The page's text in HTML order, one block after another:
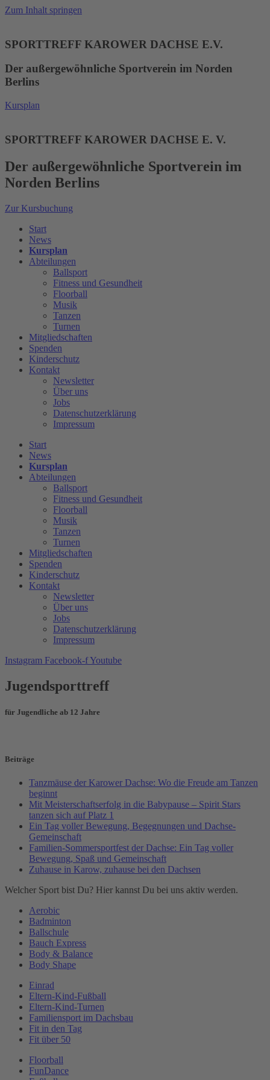
Zum Inhalt springen
SPORTTREFF KAROWER DACHSE E.V.
Der außergewöhnliche Sportverein im Norden
Berlins
Kursplan
SPORTTREFF KAROWER DACHSE E. V.
Der außergewöhnliche Sportverein im
Norden Berlins
Zur Kursbuchung
Start
News
Kursplan
Abteilungen
Ballsport
Fitness und Gesundheit
Floorball
Musik
Tanzen
Turnen
Mitgliedschaften
Spenden
Kinderschutz
Kontakt
Newsletter
Über uns
Jobs
Datenschutzerklärung
Impressum
Start
News
Kursplan
Abteilungen
Ballsport
Fitness und Gesundheit
Floorball
Musik
Tanzen
Turnen
Mitgliedschaften
Spenden
Kinderschutz
Kontakt
Newsletter
Über uns
Jobs
Datenschutzerklärung
Impressum
Instagram Facebook-fYoutube
Jugendsporttreff
für Jugendliche ab 12 Jahre
Beiträge
Tanzmäuse der Karower Dachse: Wo die Freude am Tanzen
beginnt
Mit Meisterschaftserfolg in die Babypause – Spirit Stars
tanzen sich auf Platz 1
Ein Tag voller Bewegung, Begegnungen und Dachse-
Gemeinschaft
Familien-Sommersportfest der Dachse: Ein Tag voller
Bewegung, Spaß und Gemeinschaft
Zuhause in Karow, zuhause bei den Dachsen
Welcher Sport bist Du? Hier kannst Du bei uns aktiv werden.
Aerobic
Badminton
Ballschule
Bauch Express
Body & Balance
Body Shape
Einrad
Eltern-Kind-Fußball
Eltern-Kind-Turnen
Familiensport im Dachsbau
Fit in den Tag
Fit über 50
Floorball
FunDance